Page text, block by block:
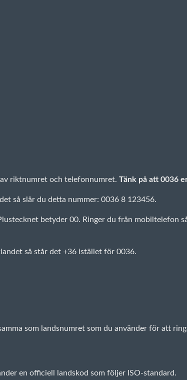
riktnumret och telefonnumret. Tänk på att 0036
så slår du detta nummer: 0036 8 123456.
betyder 00. Ringer du från mobiltelefon
så står det +36 istället för 0036.
som landsnumret som du använder för att
en officiell landskod som följer ISO-standard.